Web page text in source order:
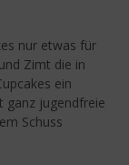
nur etwas für
Zimt die in
ein
ganz jugendfreie
Schuss